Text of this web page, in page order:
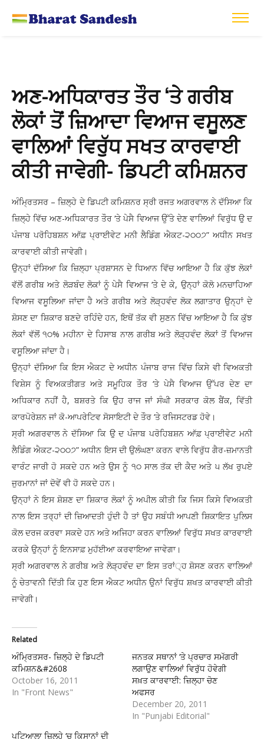
ਅਣ-ਅਧਿਕਾਰਤ ਤੌਰ ‘ਤੇ ਗਰੀਬ
ਲੋਕਾਂ ਤੋਂ ਜ਼ਿਆਦਾ ਵਿਆਜ ਵਸੂਲਣ
ਵਾਲਿਆਂ ਵਿਰੁੱਧ ਸਖਤ ਕਾਰਵਾਈ
ਕੀਤੀ ਜਾਵੇਗੀ- ਡਿਪਟੀ ਕਮਿਸ਼ਨਰ
ਅੰਮ੍ਰਿਤਸਰ – ਜ਼ਿਲ੍ਹੇ ਦੇ ਡਿਪਟੀ ਕਮਿਸ਼ਨਰ ਸ੍ਰੀ ਰਜਤ ਅਗਰਵਾਲ ਨੇ ਦੱਸਿਆ ਕਿ
ਜ਼ਿਲ੍ਹੇ ਵਿੱਚ ਅਣ-ਅਧਿਕਾਰਤ ਤੌਰ ‘ਤੇ ਪੇਸੈ ਵਿਆਜ ਉੱਤੇ ਦੇਣ ਵਾਲਿਆਂ ਵਿਰੁੱਧ ਉ ਦ
ਪੰਜਾਬ ਪਰੋਹਿਬਸ਼ਨ ਆੱਫ਼ ਪ੍ਰਾਈਵੇਟ ਮਨੀ ਲੈਡਿੰਗ ਐਕਟ-੨੦੦੭” ਅਧੀਨ ਸਖਤ
ਕਾਰਵਾਈ ਕੀਤੀ ਜਾਵੇਗੀ।
ਉਨ੍ਹਾਂ ਦੱਸਿਆ ਕਿ ਜ਼ਿਲ੍ਹਾ ਪ੍ਰਸ਼ਾਸਨ ਦੇ ਧਿਆਨ ਵਿੱਚ ਆਇਆ ਹੈ ਕਿ ਕੁੱਝ ਲੋਕਾਂ
ਵੱਲੋਂ ਗਰੀਬ ਅਤੇ ਲੋੜਬੰਦ ਲੋਕਾਂ ਨੂੰ ਪੇਸੈ ਵਿਆਜ ‘ਤੇ ਦੇ ਕੇ, ਉਨ੍ਹਾਂ ਕੋਲੋ ਮਨਚਾਹਿਆ
ਵਿਆਜ ਵਸੂਲਿਆ ਜਾਂਦਾ ਹੈ ਅਤੇ ਗਰੀਬ ਅਤੇ ਲੋੜ੍ਹਵੰਦ ਲੋਕ ਲਗਾਤਾਰ ਉਨ੍ਹਾਂ ਦੇ
ਸ਼ੋਸਣ ਦਾ ਸ਼ਿਕਾਰ ਬਣਦੇ ਰਹਿੰਦੇ ਹਨ, ਇਥੋਂ ਤੱਕ ਵੀ ਸੁਣਨ ਵਿੱਚ ਆਇਆ ਹੈ ਕਿ ਕੁੱਝ
ਲੋਕਾਂ ਵੱਲੋਂ ੧੦% ਮਹੀਨਾ ਦੇ ਹਿਸਾਬ ਨਾਲ ਗਰੀਬ ਅਤੇ ਲੋੜ੍ਹਵੰਦ ਲੋਕਾਂ ਤੋਂ ਵਿਆਜ
ਵਸੂਲਿਆ ਜਾਂਦਾ ਹੈ।
ਉਨ੍ਹਾਂ ਦੱਸਿਆ ਕਿ ਇਸ ਐਕਟ ਦੇ ਅਧੀਨ ਪੰਜਾਬ ਰਾਜ ਵਿੱਚ ਕਿਸੇ ਵੀ ਵਿਅਕਤੀ
ਵਿਸ਼ੇਸ ਨੂੰ ਵਿਅਕਤੀਗਤ ਅਤੇ ਸਮੂਹਿਕ ਤੌਰ ‘ਤੇ ਪੇਸੈ ਵਿਆਜ ਉੱਪਰ ਦੇਣ ਦਾ
ਅਧਿਕਾਰ ਨਹੀਂ ਹੈ, ਬਸ਼ਰਤੇ ਕਿ ਉਹ ਰਾਜ ਜਾਂ ਸੰਘੀ ਸਰਕਾਰ ਕੋਲ ਬੈਂਕ, ਵਿੱਤੀ
ਕਾਰਪੋਰੇਸ਼ਨ ਜਾਂ ਕੋ-ਆਪਰੇਟਿਵ ਸੋਸਾਇਟੀ ਦੇ ਤੌਰ ‘ਤੇ ਰਜਿਸਟਰਡ ਹੋਵੇ।
ਸ੍ਰੀ ਅਗਰਵਾਲ ਨੇ ਦੱਸਿਆ ਕਿ ਉ ਦ ਪੰਜਾਬ ਪਰੋਹਿਬਸ਼ਨ ਆੱਫ਼ ਪ੍ਰਾਈਵੇਟ ਮਨੀ
ਲੈਡਿੰਗ ਐਕਟ-੨੦੦੭” ਅਧੀਨ ਇਸ ਦੀ ਉਲੰਘਣਾ ਕਰਨ ਵਾਲੇ ਵਿਰੁੱਧ ਗੈਰ-ਜ਼ਮਾਨਤੀ
ਵਾਰੰਟ ਜਾਰੀ ਹੋ ਸਕਦੇ ਹਨ ਅਤੇ ਉਸ ਨੂੰ ੧੦ ਸਾਲ ਤੱਕ ਦੀ ਕੈਦ ਅਤੇ ੫ ਲੱਖ ਰੁਪਏ
ਜੁਰਮਾਨਾਂ ਜਾਂ ਦੋਵੇਂ ਵੀ ਹੋ ਸਕਦੇ ਹਨ।
ਉਨ੍ਹਾਂ ਨੇ ਇਸ ਸ਼ੋਸ਼ਣ ਦਾ ਸ਼ਿਕਾਰ ਲੋਕਾਂ ਨੂੰ ਅਪੀਲ ਕੀਤੀ ਕਿ ਜਿਸ ਕਿਸੇ ਵਿਅਕਤੀ
ਨਾਲ ਇਸ ਤਰ੍ਹਾਂ ਦੀ ਜ਼ਿਆਦਤੀ ਹੁੰਦੀ ਹੈ ਤਾਂ ਉਹ ਸਬੰਧੀ ਆਪਣੀ ਸ਼ਿਕਾਇਤ ਪੁਲਿਸ
ਕੋਲ ਦਰਜ ਕਰਵਾ ਸਕਦੇ ਹਨ ਅਤੇ ਅਜਿਹਾ ਕਰਨ ਵਾਲਿਆਂ ਵਿਰੁੱਧ ਸਖਤ ਕਾਰਵਾਈ
ਕਰਕੇ ਉਨ੍ਹਾਂ ਨੂੰ ਇਨਸਾਫ਼ ਮੁਹੱਈਆ ਕਰਵਾਇਆ ਜਾਵੇਗਾ।
ਸ੍ਰੀ ਅਗਰਵਾਲ ਨੇ ਗਰੀਬ ਅਤੇ ਲੋੜ੍ਹਵੰਦ ਦਾ ਇਸ ਤਰਾਂ੍ਹ ਸ਼ੋਸਣ ਕਰਨ ਵਾਲਿਆਂ
ਨੂੰ ਚੇਤਾਵਨੀ ਦਿੱਤੀ ਕਿ ਹੁਣ ਇਸ ਐਕਟ ਅਧੀਨ ਉਨਾਂ ਵਿਰੁੱਧ ਸ਼ਖਤ ਕਾਰਵਾਈ ਕੀਤੀ
ਜਾਵੇਗੀ।
Related
ਅੰਮ੍ਰਿਤਸਰ- ਜ਼ਿਲ੍ਹੇ ਦੇ ਡਿਪਟੀ
ਕਮਿਸ਼ਨ&#2608
October 16, 2011
In "Front News"
ਜਨਤਕ ਸਥਾਨਾਂ ‘ਤੇ ਪ੍ਰਚਾਰ ਸਮੱਗਰੀ
ਲਗਾਉਣ ਵਾਲਿਆਂ ਵਿਰੁੱਧ ਹੋਵੇਗੀ
ਸਖ਼ਤ ਕਾਰਵਾਈ: ਜ਼ਿਲ੍ਹਾ ਚੋਣ
ਅਫਸਰ
December 20, 2011
In "Punjabi Editorial"
ਪਟਿਆਲਾ ਜ਼ਿਲ੍ਹੇ ‘ਚ ਕਿਸਾਨਾਂ ਦੀ